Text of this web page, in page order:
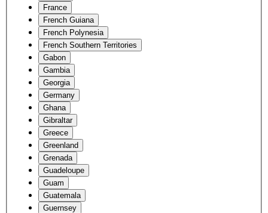
France
French Guiana
French Polynesia
French Southern Territories
Gabon
Gambia
Georgia
Germany
Ghana
Gibraltar
Greece
Greenland
Grenada
Guadeloupe
Guam
Guatemala
Guernsey